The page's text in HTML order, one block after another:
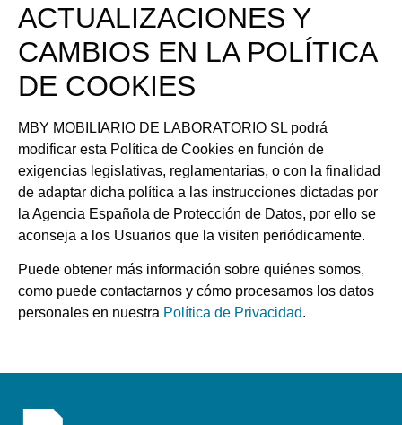
ACTUALIZACIONES Y
CAMBIOS EN LA POLÍTICA
DE COOKIES
MBY MOBILIARIO DE LABORATORIO SL podrá
modificar esta Política de Cookies en función de
exigencias legislativas, reglamentarias, o con la finalidad
de adaptar dicha política a las instrucciones dictadas por
la Agencia Española de Protección de Datos, por ello se
aconseja a los Usuarios que la visiten periódicamente.
Puede obtener más información sobre quiénes somos,
como puede contactarnos y cómo procesamos los datos
personales en nuestra Política de Privacidad.